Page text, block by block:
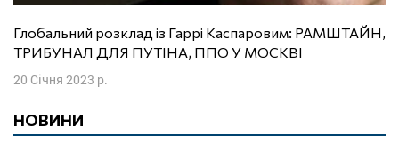
Глобальний розклад із Гаррі Каспаровим: РАМШТАЙН,
ТРИБУНАЛ ДЛЯ ПУТІНА, ППО У МОСКВІ
20 Січня 2023 р.
НОВИНИ